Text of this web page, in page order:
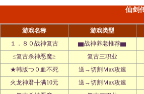
仙剑
游戏名称 游戏类型
１．８０战神复古
▆战神养老推荐▆
≤复古杀神恶魔≥
复古三职业
★韩版つ０血不死
送→切割Ｍax攻速
火龙神君╋满10元
送→切割Ｍax攻速